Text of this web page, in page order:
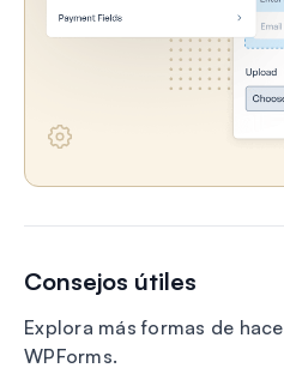
Consejos útiles
Explora más formas de
WPForms.